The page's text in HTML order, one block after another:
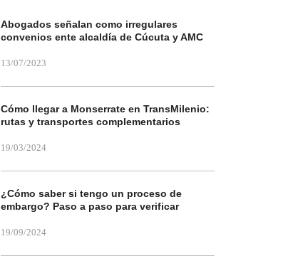
Abogados señalan como irregulares
convenios ente alcaldía de Cúcuta y AMC
13/07/2023
Cómo llegar a Monserrate en TransMilenio:
rutas y transportes complementarios
19/03/2024
¿Cómo saber si tengo un proceso de
embargo? Paso a paso para verificar
19/09/2024